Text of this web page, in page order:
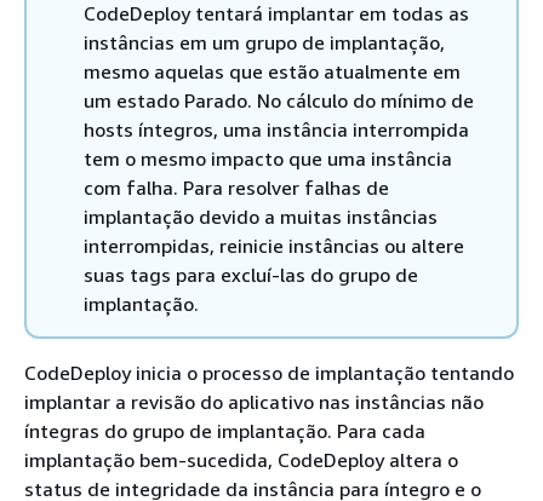
CodeDeploy tentará implantar em todas as
instâncias em um grupo de implantação,
mesmo aquelas que estão atualmente em
um estado Parado. No cálculo do mínimo de
hosts íntegros, uma instância interrompida
tem o mesmo impacto que uma instância
com falha. Para resolver falhas de
implantação devido a muitas instâncias
interrompidas, reinicie instâncias ou altere
suas tags para excluí-las do grupo de
implantação.
CodeDeploy inicia o processo de implantação tentando
implantar a revisão do aplicativo nas instâncias não
íntegras do grupo de implantação. Para cada
implantação bem-sucedida, CodeDeploy altera o
status de integridade da instância para íntegro e o